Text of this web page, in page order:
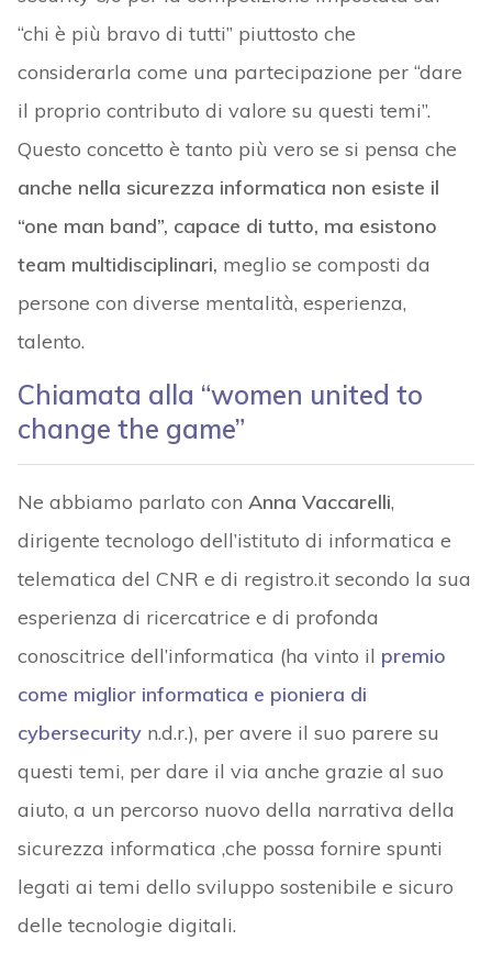
“chi è più bravo di tutti” piuttosto che
considerarla come una partecipazione per “dare
il proprio contributo di valore su questi temi”.
Questo concetto è tanto più vero se si pensa che
anche nella sicurezza informatica non esiste il
“one man band”, capace di tutto, ma esistono
team multidisciplinari, meglio se composti da
persone con diverse mentalità, esperienza,
talento.
Chiamata alla “women united to
change the game”
Ne abbiamo parlato con Anna Vaccarelli,
dirigente tecnologo dell’istituto di informatica e
telematica del CNR e di registro.it secondo la sua
esperienza di ricercatrice e di profonda
conoscitrice dell’informatica (ha vinto il premio
come miglior informatica e pioniera di
cybersecurityn.d.r.), per avere il suo parere su
questi temi, per dare il via anche grazie al suo
aiuto, a un percorso nuovo della narrativa della
sicurezza informatica ,che possa fornire spunti
legati ai temi dello sviluppo sostenibile e sicuro
delle tecnologie digitali.